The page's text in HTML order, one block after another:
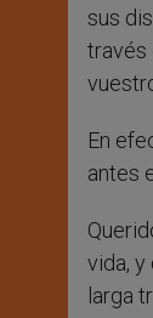
sus
través
En
antes
vida,
larga